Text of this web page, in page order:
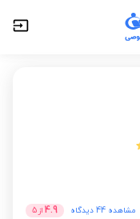
مشاهده 44 دیدگاه 4.9 از 5